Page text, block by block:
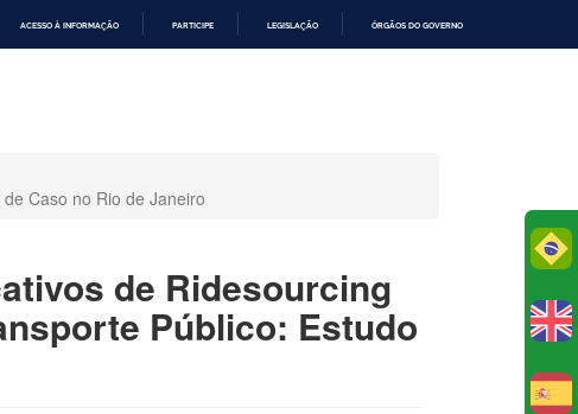
ACESSO À INFORMAÇÃO PARTICIPE LEGISLAÇÃO ÓRGÃOS DO GOVERNO
Caso no Rio de Janeiro
de Ridesourcing
Público: Estudo